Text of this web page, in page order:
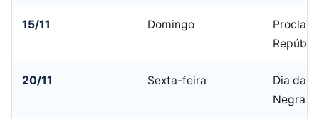
15/11 Domingo
20/11 Sexta-feira
Dia da
Negra